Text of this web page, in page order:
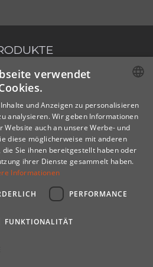
PRODUKTE
TÜREN BT
LÜFTUNGSVENTILE
KABELDURCHFÜHRUNG
LÖSUNGEN
& DATENSCHUTZ
POLISH
GERMAN
verwendet
und Anzeigen zu personalisieren
analysieren. Wir geben Informationen
Website auch an unsere Werbe- und
diese möglicherweise mit anderen
Sie ihnen bereitgestellt haben oder
ihrer Dienste gesammelt haben.
Informationen
PERFORMANCE
FUNKTIONALITÄT